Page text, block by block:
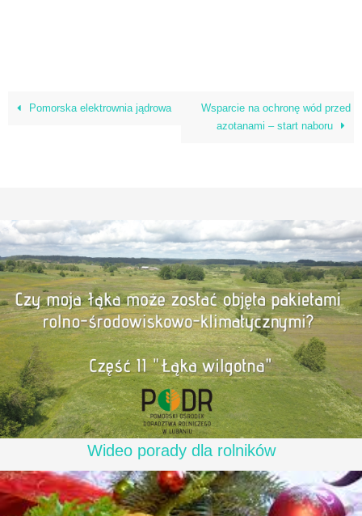
Pomorska elektrownia jądrowa
Wsparcie na ochronę wód przed
azotanami – start naboru
Wideo porady dla rolników